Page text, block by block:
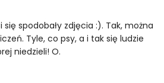
się spodobały zdjęcia :). Tak, można
Tyle, co psy, a i tak się ludzie
niedzieli! O.